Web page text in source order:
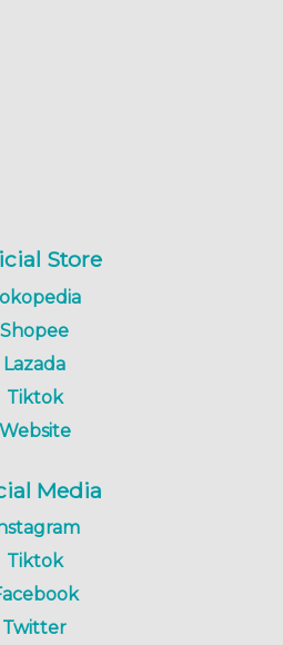
Store
Shopee
Lazada
Tiktok
Website
Media
Tiktok
Twitter